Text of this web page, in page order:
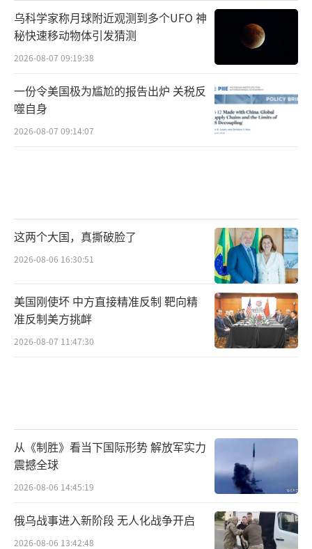
乌科学家称月球附近观测到多个UFO 神
秘快速移动物体引发猜测
2026-08-07 09:19:38
一份令美国极为尴尬的报告出炉 关税反
噬自身
2026-08-07 09:14:07
这两个大国，真撕破脸了
2026-08-06 16:30:51
美国刚使坏 中方直接精准反制 靶向精
准反制美方挑衅
2026-08-07 11:47:30
从《制胜》看当下国际形势 解放军实力
震撼全球
2026-08-06 14:45:19
俄乌战事进入新阶段 无人化战争开启
2026-08-06 13:42:48